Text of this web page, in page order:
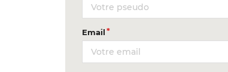
Email